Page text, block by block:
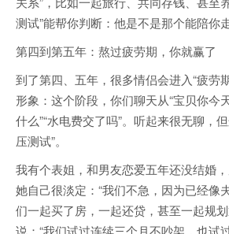
测试”能帮你判断：他是不是那个能陪你
第四到第五年：熬过疲劳期，你就赢了
到了第四、五年，很多情侣会进入“疲劳
形象：这个阶段，你们聊天从“宝贝你今
什么”“水电费交了吗”。听起来很无聊，
压测试”。
我有个表姐，和男友恋爱五年还没结婚
她自己很淡定：“我们不急，因为已经像
们一起买了房，一起还贷，甚至一起规
说：“我们试过连续三个月不吵架，也试